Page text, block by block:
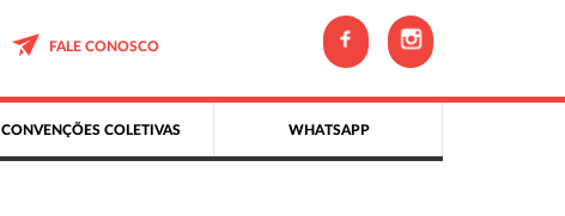
FALE CONOSCO
CONVENÇÕES COLETIVAS WHATSAPP